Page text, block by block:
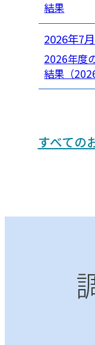
結果
2026年7
2026年度
結果（
すべての